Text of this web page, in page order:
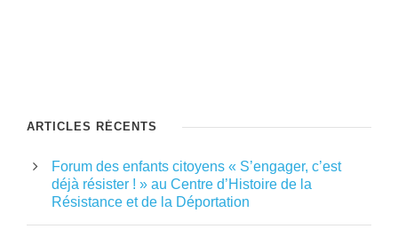
ARTICLES RÉCENTS
Forum des enfants citoyens « S’engager, c’est
déjà résister ! » au Centre d’Histoire de la
Résistance et de la Déportation